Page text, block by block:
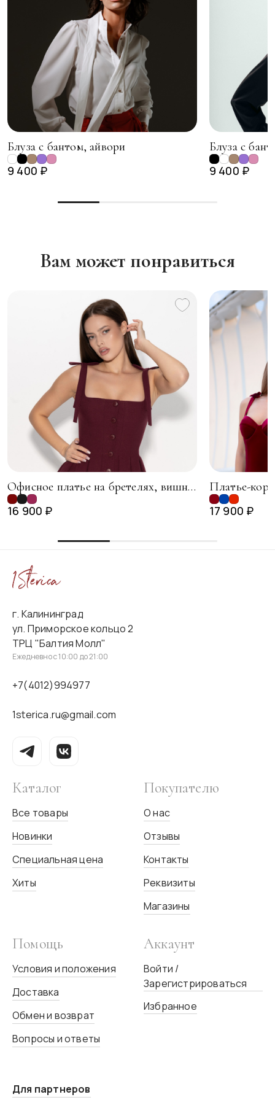
Блуза с бантом, айвори
9 400 ₽
Блуза с
9 400 ₽
Вам может понравиться
Офисное платье на бретелях, вишневый
16 900 ₽
Платье-
17 900 ₽
г. Калининград
ул. Приморское кольцо 2
ТРЦ "Балтия Молл"
Ежедневно с 10:00 до 21:00
+7(4012)994977
1sterica.ru@gmail.com
Каталог
Все товары
Новинки
Специальная цена
Хиты
Покупателю
О нас
Отзывы
Контакты
Реквизиты
Магазины
Помощь
Условия и положения
Доставка
Обмен и возврат
Вопросы и ответы
Аккаунт
Войти /
Зарегистрироваться
Избранное
Для партнеров